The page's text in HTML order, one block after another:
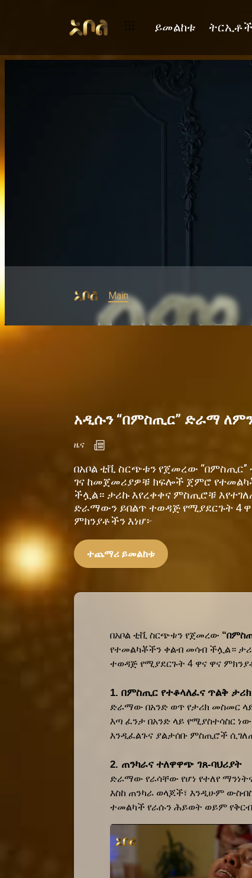
ይመልከቱ ትርኢቶች
Main
አዲሱን “በምስጢር” ድራማ
ዜና
በአቦል ቲቪ ስርጭቱን የጀመረው
ገና ከመጀመሪያዎቹ ክፍሎች ጀምሮ
ችሏል። ታሪኩ እየረቀቀና ምስጢሮቹ
ድራማውን ይበልጥ ተወዳጅ የሚያደርጉት 4
ምክንያቶችን እነሆ፦
ተጨማሪ ይመልከቱ
በአቦል ቲቪ ስርጭቱን የጀመረው
የተመልካቾችን ቀልብ መሳብ ችሏል።
ተወዳጅ የሚያደርጉት 4 ዋና ዋና
1. በምስጢር የተቆላለፈና ጥልቅ ታሪክ
ድራማው በአንድ ወጥ የታሪክ መስመር
እጣ ፈንታ በአንድ ላይ የሚያስተሳስር
እንዲፈልጉና ያልታሰቡ ምስጢሮች
2. ጠንካራና ተለዋዋጭ ገጸ-ባህሪያት
ድራማው የራሳቸው የሆነ የተለየ
እስከ ጠንካራ ወላጆች፣ እንዲሁም
ተመልካች የራሱን ሕይወት ወይም የቅርብ